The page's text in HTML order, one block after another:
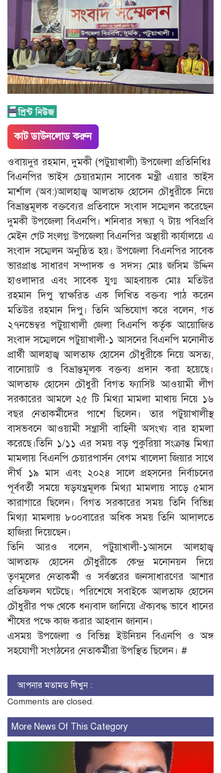
কাট ডাউনলোড করুন
ওবায়দুর রহমান, দুমকী (পটুয়াখালী) উপজেলা প্রতিনিধিঃ
বিএনপির ভাইস চেয়ারম্যান সাবেক মন্ত্রী এয়ার ভাইস
মার্শাল (অব:)আলহাজ্ব আলতাফ হোসেন চৌধুরীকে নিয়ে
বিভ্রান্তমূলক বক্তব্যের প্রতিবাদে সংবাদ সম্মেলন করেছেন
দুমকী উপজেলা বিএনপি। শনিবার সন্ধ্যা ৭ টায় পবিপ্রবি
মেইন গেট সংলগ্ন উপজেলা বিএনপির অস্থায়ী কার্যালয়ে এ
সংবাদ সম্মেলন অনুষ্ঠিত হয়। উপজেলা বিএনপির সাবেক
ভারপ্রাপ্ত সাধারণ সম্পাদক ও সদস্য মোঃ জসিম উদ্দিন
হাওলাদার এবং সাবেক যুগ্ম আহবায়ক মোঃ মতিউর
রহমান দিপু স্বাক্ষরিত এক লিখিত বক্তব্য পাঠ করেন
মতিউর রহমান দিপু। তিনি অভিযোগ করে বলেন, গত
২৭নভেম্বর পটুয়াখালী জেলা বিএনপি কর্তৃক আয়োজিত
সংবাদ সম্মেলনে পটুয়াখালী-১ আসনের বিএনপি মনোনীত
প্রার্থী আলহাজ্ব আলতাফ হোসেন চৌধুরীকে নিয়ে অসত্য,
বানোয়াট ও বিভ্রান্তমূলক বক্তব্য প্রদান করা হয়েছে।
আলতাফ হোসেন চৌধুরী বিগত ফ্যাসিষ্ট আওয়ামী লীগ
সরকারের আমলে ২৫ টি মিথ্যা মামলা মাথায় নিয়ে ১৬
বছর নেতাকর্মীদের পাশে ছিলেন। তার পটুয়াখালীস্থ
বাসভবনে আওয়ামী সন্ত্রাসী বাহিনী অসংখ্য বার হামলা
করেছে।তিনি ১/১১ এর সময় বড় পুকুরিয়া সংক্রান্ত মিথ্যা
মামলায় বিএনপি চেয়ারপার্সন বেগম খালেদা জিয়ার সাথে
দীর্ঘ ১৯ মাস এবং ২০২৪ সালে প্রহসনের নির্বাচনের
পূর্ববর্তী সময়ে ষড়যন্ত্রমূলক মিথ্যা মামলায় সাড়ে ৫মাস
কারাগারে ছিলেন। বিগত সরকারের সময় তিনি বিভিন্ন
মিথ্যা মামলায় ৮০০বারের অধিক সময় তিনি আদালতে
হাজিরা দিয়েছেন।
তিনি আরও বলেন, পটুয়াখালী-১আসনে আলহাজ্ব
আলতাফ হোসেন চৌধুরীকে কেন্দ্র মনোনয়ন দিয়ে
তৃণমূলের নেতাকর্মী ও সর্বস্তরের জনসাধারণের আশার
প্রতিফলন ঘটেছে। পরিশেষে সবাইকে আলতাফ হোসেন
চৌধুরীর পক্ষ থেকে ধন্যবাদ জানিয়ে ঐক্যবদ্ধ ভাবে ধানের
শীষের পক্ষে কাজ করার আহবান জানান।
এসময় উপজেলা ও বিভিন্ন ইউনিয়ন বিএনপি ও অঙ্গ
সহযোগী সংগঠনের নেতাকর্মীরা উপস্থিত ছিলেন। #
আপনার মতামত লিখুন :
Comments are closed.
More News Of This Category